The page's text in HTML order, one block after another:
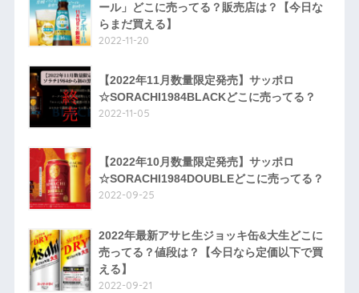
ール」どこに売ってる？販売店は？【今日な
らまだ買える】
2022-11-20
【2022年11月数量限定発売】サッポロ
☆SORACHI1984BLACKどこに売ってる？
2022-11-05
【2022年10月数量限定発売】サッポロ
☆SORACHI1984DOUBLEどこに売ってる？
2022-09-25
2022年最新アサヒ生ジョッキ缶&大生どこに
売ってる？値段は？【今日なら定価以下で買
える】
2022-09-21